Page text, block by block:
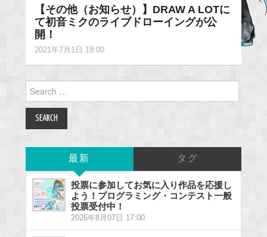
【その他（お知らせ）】DRAW A LOTに
て初音ミクのライブドローイングが公
開！
2021年7月1日 18:00
for:
最新 タグ
投票に参加してお気に入り作品を応援し
よう！プログラミング・コンテスト一般
投票受付中！
2026年8月07日 17:00